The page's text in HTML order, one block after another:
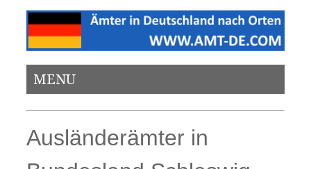
MENU
Ausländerämter in